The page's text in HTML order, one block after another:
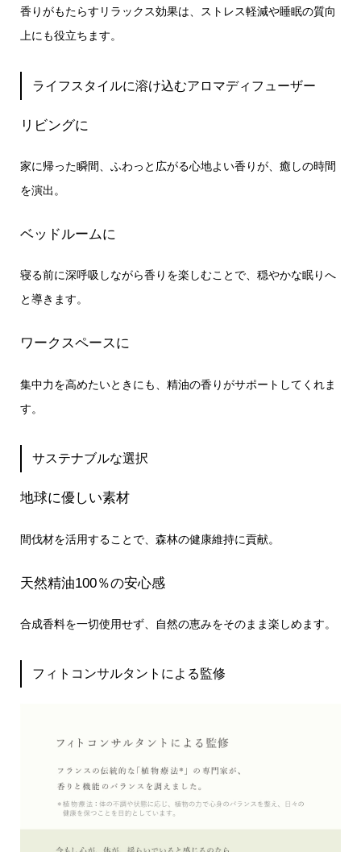
香りがもたらすリラックス効果は、ストレス軽減や睡眠の質向
上にも役立ちます。
ライフスタイルに溶け込むアロマディフューザー
リビングに
家に帰った瞬間、ふわっと広がる心地よい香りが、癒しの時間
を演出。
ベッドルームに
寝る前に深呼吸しながら香りを楽しむことで、穏やかな眠りへ
と導きます。
ワークスペースに
集中力を高めたいときにも、精油の香りがサポートしてくれま
す。
サステナブルな選択
地球に優しい素材
間伐材を活用することで、森林の健康維持に貢献。
天然精油100％の安心感
合成香料を一切使用せず、自然の恵みをそのまま楽しめます。
フィトコンサルタントによる監修